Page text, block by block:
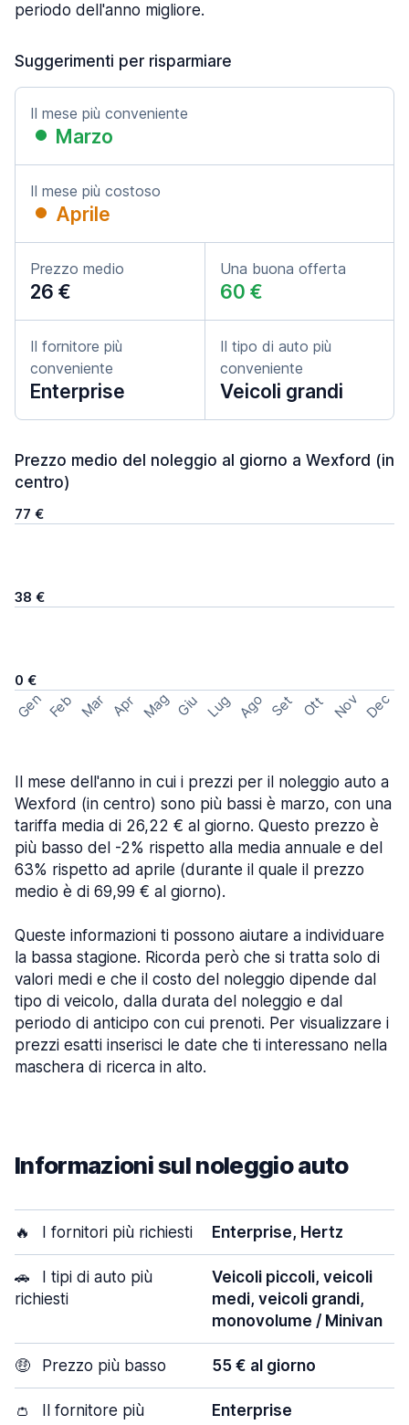
periodo dell'anno migliore.
Suggerimenti per risparmiare
Il mese più conveniente
Marzo
Il mese più costoso
Aprile
Prezzo medio
26 €
Una buona offerta
60 €
Il fornitore più
conveniente
Enterprise
Il tipo di auto più
conveniente
Veicoli grandi
Prezzo medio del noleggio al giorno a Wexford (in
centro)
77 €
38 €
0 €
Gen Feb Mar Apr Mag Giu Lug Ago Set Ott Nov Dec
Il mese dell'anno in cui i prezzi per il noleggio auto a
Wexford (in centro) sono più bassi è marzo, con una
tariffa media di 26,22 € al giorno. Questo prezzo è
più basso del -2% rispetto alla media annuale e del
63% rispetto ad aprile (durante il quale il prezzo
medio è di 69,99 € al giorno).
Queste informazioni ti possono aiutare a individuare
la bassa stagione. Ricorda però che si tratta solo di
valori medi e che il costo del noleggio dipende dal
tipo di veicolo, dalla durata del noleggio e dal
periodo di anticipo con cui prenoti. Per visualizzare i
prezzi esatti inserisci le date che ti interessano nella
maschera di ricerca in alto.
Informazioni sul noleggio auto
🔥 I fornitori più richiesti Enterprise, Hertz
🚗
I tipi di auto più
richiesti
Veicoli piccoli, veicoli
medi, veicoli grandi,
monovolume / Minivan
🤑 Prezzo più basso 55 € al giorno
👛
Il fornitore più
Enterprise